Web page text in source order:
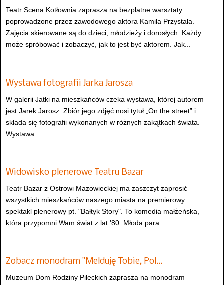
Teatr Scena Kotłownia zaprasza na bezpłatne warsztaty
poprowadzone przez zawodowego aktora Kamila Przystała.
Zajęcia skierowane są do dzieci, młodzieży i dorosłych. Każdy
może spróbować i zobaczyć, jak to jest być aktorem. Jak...
Wystawa fotografii Jarka Jarosza
W galerii Jatki na mieszkańców czeka wystawa, której autorem
jest Jarek Jarosz. Zbiór jego zdjęć nosi tytuł „On the street” i
składa się fotografii wykonanych w różnych zakątkach świata.
Wystawa...
Widowisko plenerowe Teatru Bazar
Teatr Bazar z Ostrowi Mazowieckiej ma zaszczyt zaprosić
wszystkich mieszkańców naszego miasta na premierowy
spektakl plenerowy pt. "Bałtyk Story". To komedia małżeńska,
która przypomni Wam świat z lat '80. Młoda para...
Zobacz monodram "Melduję Tobie, Pol…
Muzeum Dom Rodziny Pileckich zaprasza na monodram